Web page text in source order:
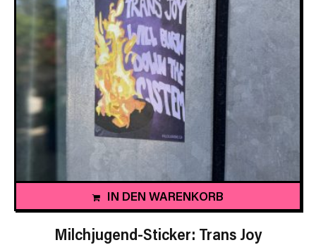
werden
IN DEN WARENKORB
Milchjugend-Sticker: Trans Joy